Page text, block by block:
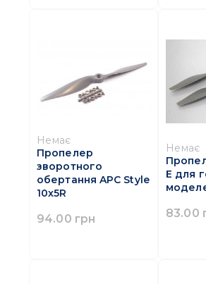
Немає
Пропелер
зворотного
обертання APC Style
10x5R
94.00 грн
Немає
E для
83.00